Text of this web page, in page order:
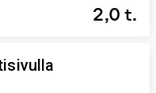
2,0 t.